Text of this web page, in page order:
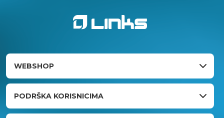
WEBSHOP
PODRŠKA KORISNICIMA